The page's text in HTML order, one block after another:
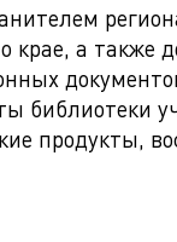
крае, а также
библиотеки
продукты,